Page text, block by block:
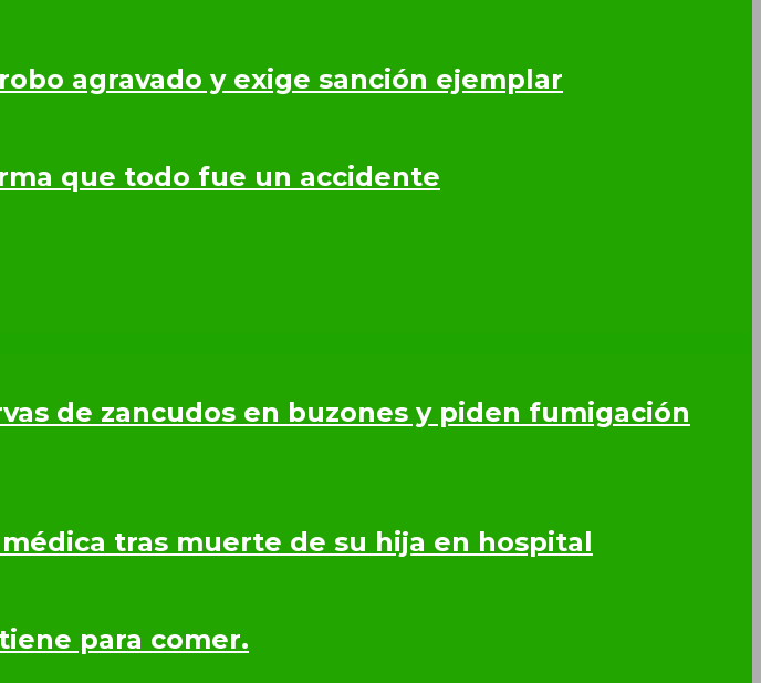
agravado y exige sanción ejemplar
que todo fue un accidente
de zancudos en buzones y piden fumigación
tras muerte de su hija en hospital
para comer.